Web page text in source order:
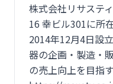
株式会社リサステ
16 幸ビル301に所
2014年12月4日設
器の企画・製造・
の売上向上を目指